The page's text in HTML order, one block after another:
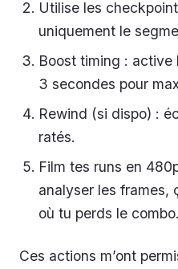
Utilise les
uniquement le
Boost timing : active
3 secondes pour
Rewind (si dispo) :
ratés.
Film tes runs en
analyser les frames,
où tu perds le combo.
Ces actions m’ont